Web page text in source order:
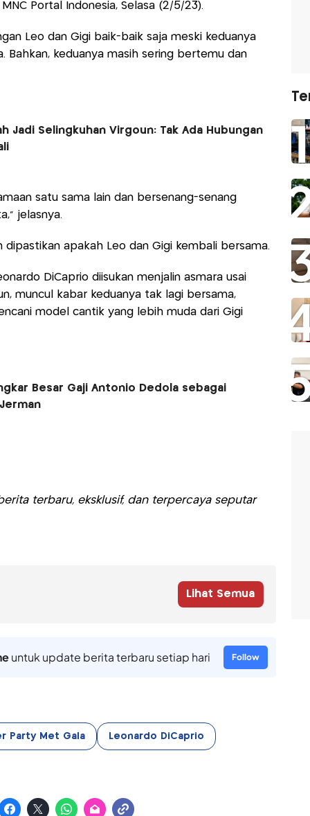
Portal Indonesia, Selasa (2/5/23).
Leo dan Gigi baik-baik saja meski keduanya
Bahkan, keduanya masih sering bertemu dan
Jadi Selingkuhan Virgoun: Tak Ada Hubungan
satu sama lain dan bersenang-senang
jelasnya.
apakah Leo dan Gigi kembali bersama.
DiCaprio diisukan menjalin asmara usai
muncul kabar keduanya tak lagi bersama,
model cantik yang lebih muda dari Gigi
Besar Gaji Antonio Dedola sebagai
terbaru, eksklusif, dan terpercaya seputar
Lihat Semua
untuk update berita terbaru setiap hari Follow
Party Met Gala Leonardo DiCaprio